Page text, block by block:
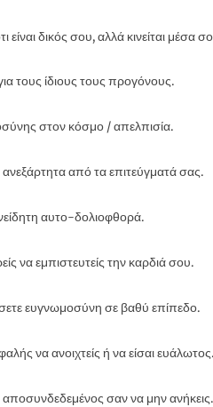
είναι δικός σου, αλλά κινείται μέσα
τους ίδιους τους προγόνους.
στον κόσμο / απελπισία.
από τα επιτεύγματά σας.
αυτο-δολιοφθορά.
να εμπιστευτείς την καρδιά σου.
ευγνωμοσύνη σε βαθύ επίπεδο.
να ανοιχτείς ή να είσαι ευάλωτος.
αποσυνδεδεμένος σαν να μην ανήκεις.